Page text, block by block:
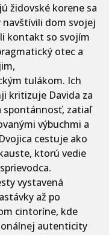
židovské korene sa
navštívili dom svojej
kontakt so svojím
otec a
tulákom. Ich
kritizuje Davida za
spontánnosť, zatiaľ
výbuchmi a
cestuje ako
ktorú vedie
vystavená
až po
cintoríne, kde
autenticity